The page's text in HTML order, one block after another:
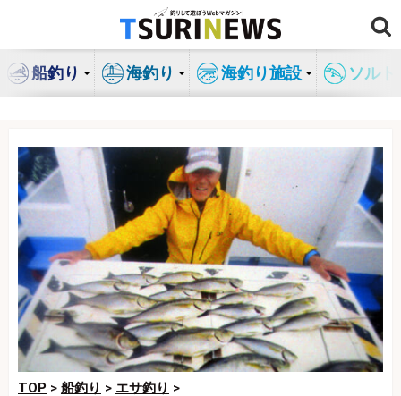
ン
船釣り 海釣り 海釣り施設 ソル
TOP > 船釣り > エサ釣り >